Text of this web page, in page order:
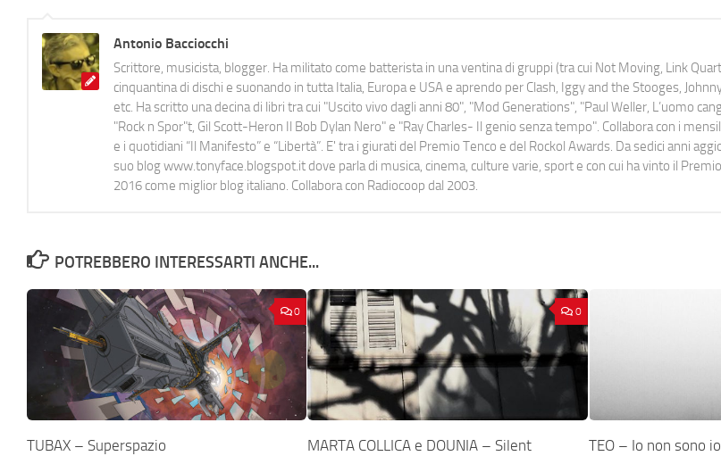
Antonio Bacciocchi
Scrittore, musicista, blogger. Ha militato come batterista in una ventina di gruppi (tra cui Not Moving, Link
cinquantina di dischi e suonando in tutta Italia, Europa e USA e aprendo per Clash, Iggy and the Stooges,
etc. Ha scritto una decina di libri tra cui "Uscito vivo dagli anni 80", "Mod Generations", "Paul Weller, L’uomo
"Rock n Spor"t, Gil Scott-Heron Il Bob Dylan Nero" e "Ray Charles- Il genio senza tempo". Collabora con i
e i quotidiani “Il Manifesto” e “Libertà”. E' tra i giurati del Premio Tenco e del Rockol Awards. Da sedici anni
suo blog www.tonyface.blogspot.it dove parla di musica, cinema, culture varie, sport e con cui ha vinto il
2016 come miglior blog italiano. Collabora con Radiocoop dal 2003.
POTREBBERO INTERESSARTI ANCHE...
0
TUBAX – Superspazio
0
MARTA COLLICA e DOUNIA – Silent
TEO – Io non sono io